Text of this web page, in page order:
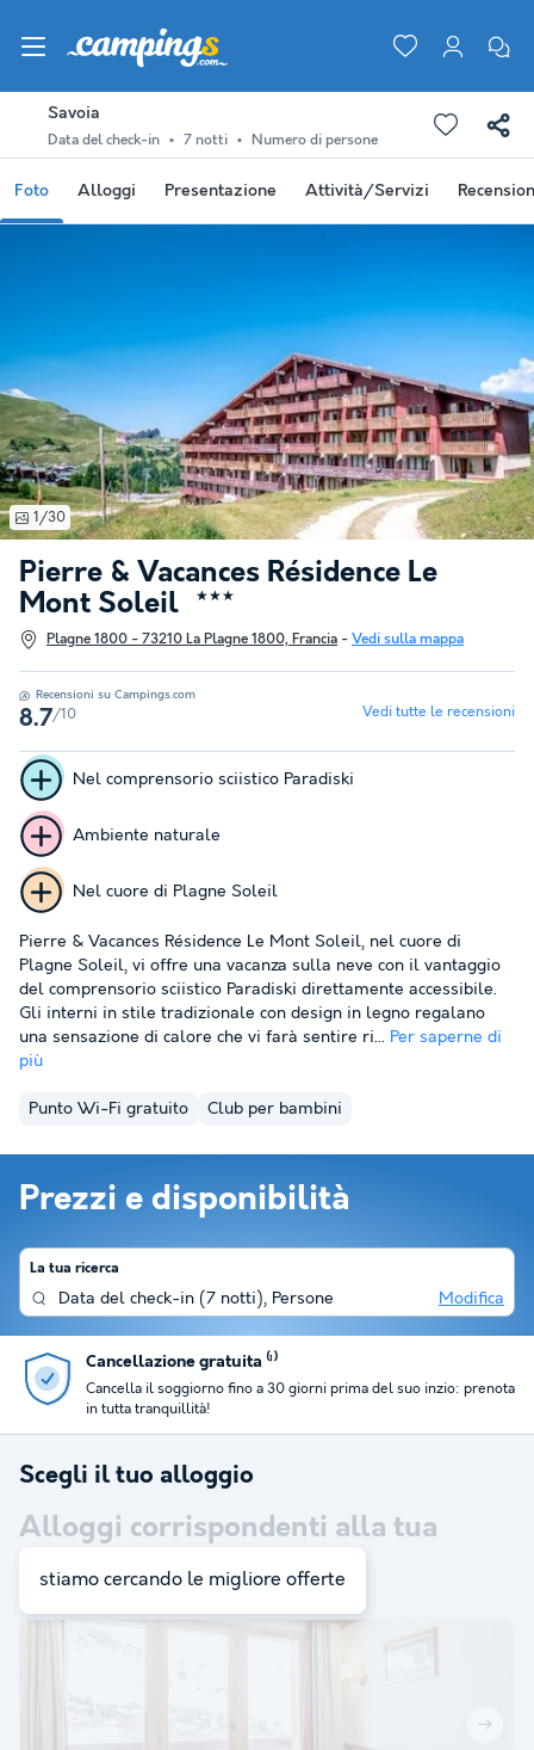
Savoia
Data del check-in 7 notti Numero di persone
Foto Alloggi Presentazione Attività/Servizi
Pierre & Vacances Résidence Le
Mont Soleil
★★★
Plagne 1800 - 73210 La Plagne 1800, Francia - Vedi sulla mappa
1/30
Recensioni su Campings.com
8.7/10 Vedi tutte le recensioni
Nel comprensorio sciistico Paradiski
Ambiente naturale
Nel cuore di Plagne Soleil
Pierre & Vacances Résidence Le Mont Soleil, nel cuore di
Plagne Soleil, vi offre una vacanza sulla neve con il vantaggio
del comprensorio sciistico Paradiski direttamente accessibile.
Gli interni in stile tradizionale con design in legno regalano
una sensazione di calore che vi farà sentire ri... Per saperne di
più
Punto Wi-Fi gratuito Club per bambini
Prezzi e disponibilità
La tua ricerca
Data del check-in (7 notti), Persone Modifica
Cancellazione gratuita ⁽¹⁾
Cancella il soggiorno fino a 30 giorni prima del suo inzio: prenota
in tutta tranquillità!
Scegli il tuo alloggio
Alloggi corrispondenti alla tua
ricerca:2
stiamo cercando le migliore offerte